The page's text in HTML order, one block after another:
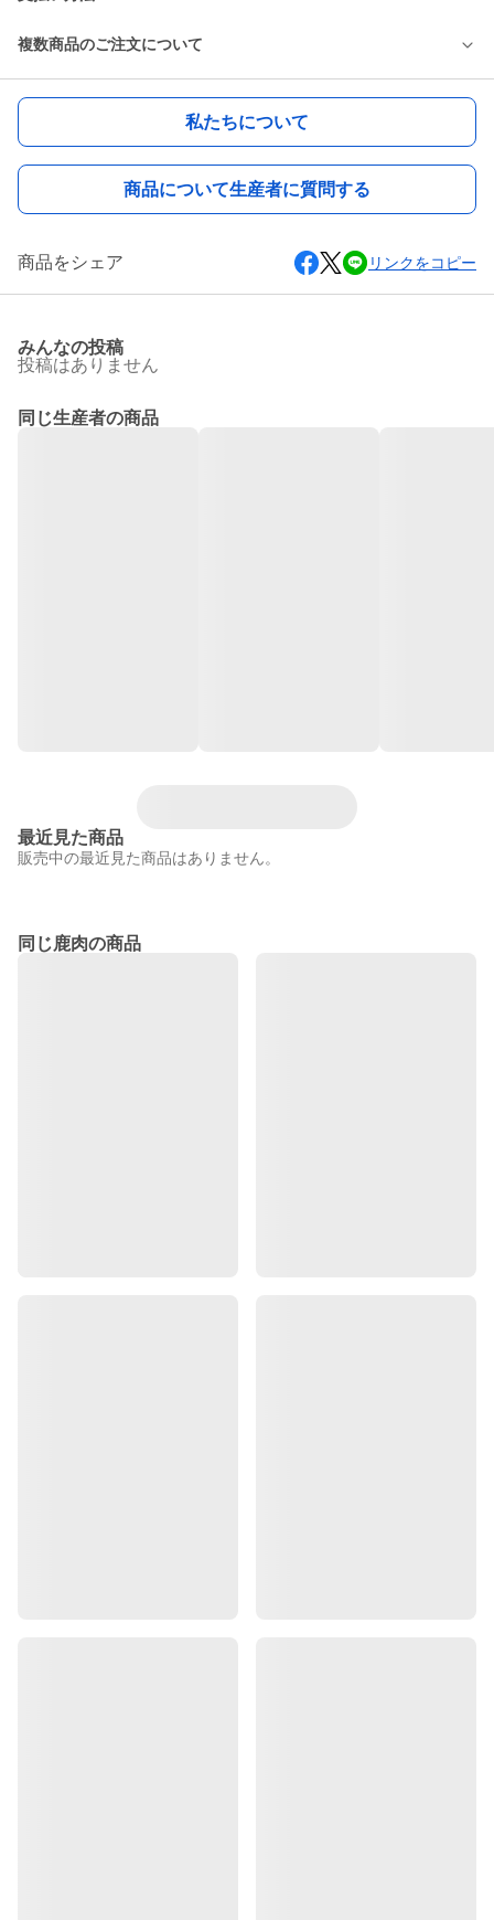
複数商品のご注文について
私たちについて
商品について生産者に質問する
商品をシェア リンクをコピー
みんなの投稿
投稿はありません
同じ生産者の商品
最近見た商品
販売中の最近見た商品はありません。
同じ鹿肉の商品